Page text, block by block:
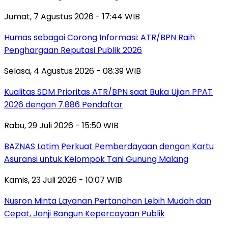
Jumat, 7 Agustus 2026 - 17:44 WIB
Humas sebagai Corong Informasi: ATR/BPN Raih
Penghargaan Reputasi Publik 2026
Selasa, 4 Agustus 2026 - 08:39 WIB
Kualitas SDM Prioritas ATR/BPN saat Buka Ujian PPAT
2026 dengan 7.886 Pendaftar
Rabu, 29 Juli 2026 - 15:50 WIB
BAZNAS Lotim Perkuat Pemberdayaan dengan Kartu
Asuransi untuk Kelompok Tani Gunung Malang
Kamis, 23 Juli 2026 - 10:07 WIB
Nusron Minta Layanan Pertanahan Lebih Mudah dan
Cepat, Janji Bangun Kepercayaan Publik